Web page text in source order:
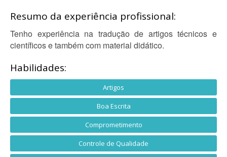
Resumo da experiência profissional:
Tenho experiência na tradução de artigos técnicos e
científicos e também com material didático.
Habilidades:
Artigos
Boa Escrita
Comprometimento
Controle de Qualidade